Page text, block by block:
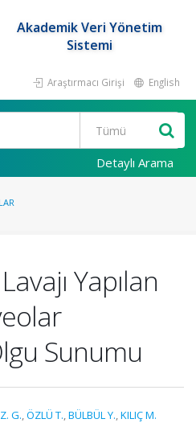
Akademik Veri Yönetim
Sistemi
Araştırmacı Girişi English
Detaylı Arama
Yapılan
Sunumu
G.,ÖZLÜ T.,BÜLBÜL Y.,KILIÇ M.